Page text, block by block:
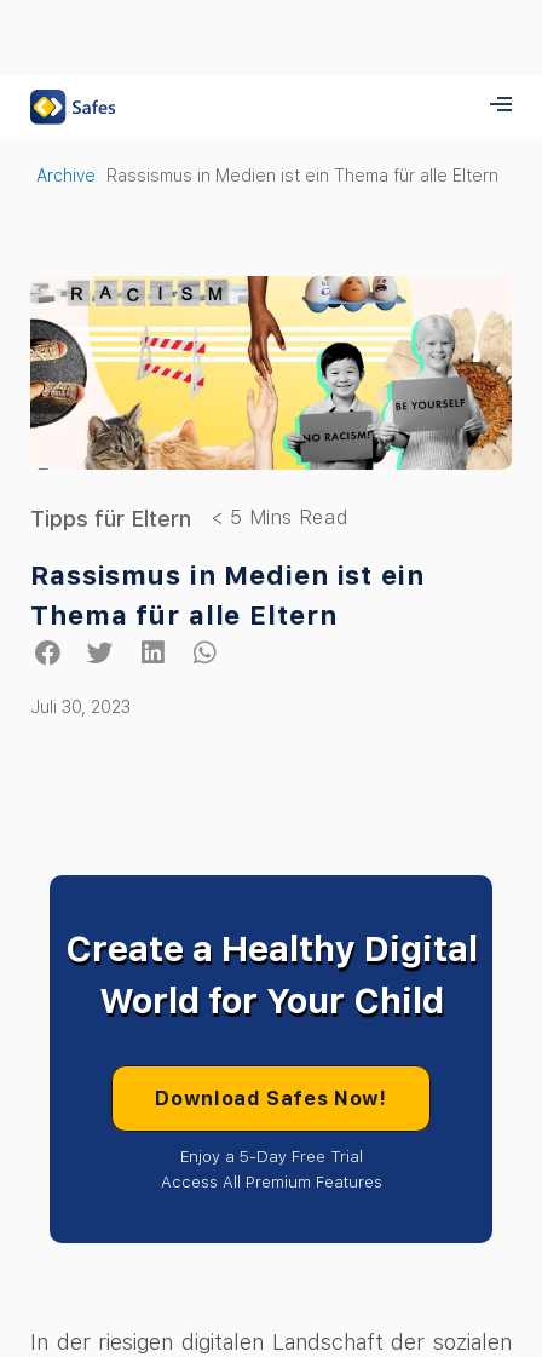
Archive Rassismus in Medien ist ein Thema für alle Eltern
Tipps für Eltern
Rassismus in Medien ist ein
Thema für alle Eltern
Juli 30, 2023
Create a Healthy Digital
World for Your Child
Download Safes Now!
Enjoy a 5-Day Free Trial
Access All Premium Features
In der riesigen digitalen Landschaft der sozialen